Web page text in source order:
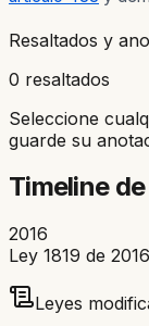
Resaltados y
0 resaltados
Seleccione
guarde su
Timeline
2016
Ley 1819 de 2016
Leyes